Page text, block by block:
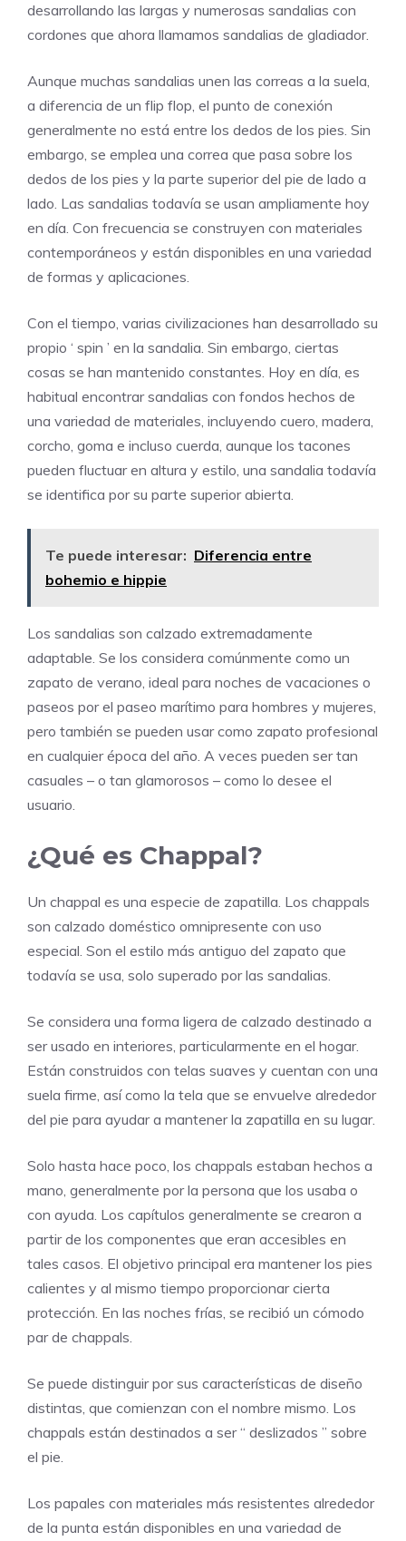
desarrollando las largas y numerosas sandalias con
cordones que ahora llamamos sandalias de gladiador.
Aunque muchas sandalias unen las correas a la suela,
a diferencia de un flip flop, el punto de conexión
generalmente no está entre los dedos de los pies. Sin
embargo, se emplea una correa que pasa sobre los
dedos de los pies y la parte superior del pie de lado a
lado. Las sandalias todavía se usan ampliamente hoy
en día. Con frecuencia se construyen con materiales
contemporáneos y están disponibles en una variedad
de formas y aplicaciones.
Con el tiempo, varias civilizaciones han desarrollado su
propio ‘ spin ’ en la sandalia. Sin embargo, ciertas
cosas se han mantenido constantes. Hoy en día, es
habitual encontrar sandalias con fondos hechos de
una variedad de materiales, incluyendo cuero, madera,
corcho, goma e incluso cuerda, aunque los tacones
pueden fluctuar en altura y estilo, una sandalia todavía
se identifica por su parte superior abierta.
Te puede interesar: Diferencia entre
bohemio e hippie
Los sandalias son calzado extremadamente
adaptable. Se los considera comúnmente como un
zapato de verano, ideal para noches de vacaciones o
paseos por el paseo marítimo para hombres y mujeres,
pero también se pueden usar como zapato profesional
en cualquier época del año. A veces pueden ser tan
casuales – o tan glamorosos – como lo desee el
usuario.
¿Qué es Chappal?
Un chappal es una especie de zapatilla. Los chappals
son calzado doméstico omnipresente con uso
especial. Son el estilo más antiguo del zapato que
todavía se usa, solo superado por las sandalias.
Se considera una forma ligera de calzado destinado a
ser usado en interiores, particularmente en el hogar.
Están construidos con telas suaves y cuentan con una
suela firme, así como la tela que se envuelve alrededor
del pie para ayudar a mantener la zapatilla en su lugar.
Solo hasta hace poco, los chappals estaban hechos a
mano, generalmente por la persona que los usaba o
con ayuda. Los capítulos generalmente se crearon a
partir de los componentes que eran accesibles en
tales casos. El objetivo principal era mantener los pies
calientes y al mismo tiempo proporcionar cierta
protección. En las noches frías, se recibió un cómodo
par de chappals.
Se puede distinguir por sus características de diseño
distintas, que comienzan con el nombre mismo. Los
chappals están destinados a ser “ deslizados ” sobre
el pie.
Los papales con materiales más resistentes alrededor
de la punta están disponibles en una variedad de